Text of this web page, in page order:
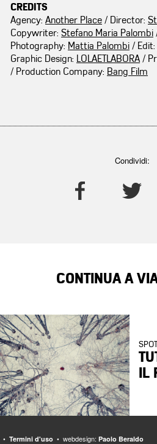
CREDITS
Agency: Another Place / Director:
Copywriter: Stefano Maria Palombi
Photography: Mattia Palombi / Edit:
Graphic Design: LOLAETLABORA /
/ Production Company: Bang Film
Condividi:
CONTINUA A
IL
• Termini d'uso • webdesign: Paolo Beraldo